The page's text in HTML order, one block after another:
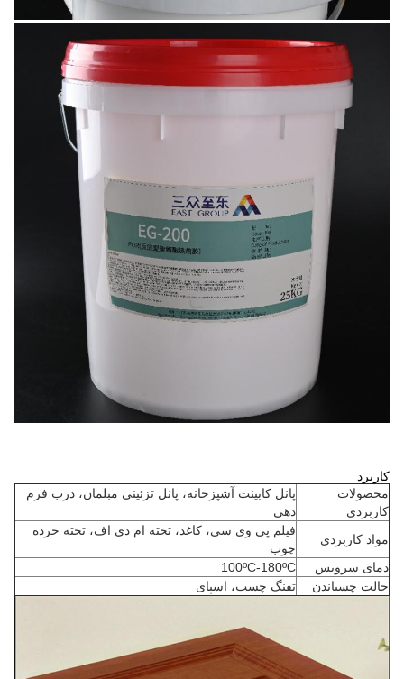
کاربرد
محصولات
کاربردی
پانل کابینت آشپزخانه، پانل تزئینی مبلمان، درب فرم
دهی
مواد کاربردی
فیلم پی وی سی، کاغذ، تخته ام دی اف، تخته خرده
چوب
دمای سرویس
100ºC-180ºC
حالت چسباندن
تفنگ چسب، اسپای